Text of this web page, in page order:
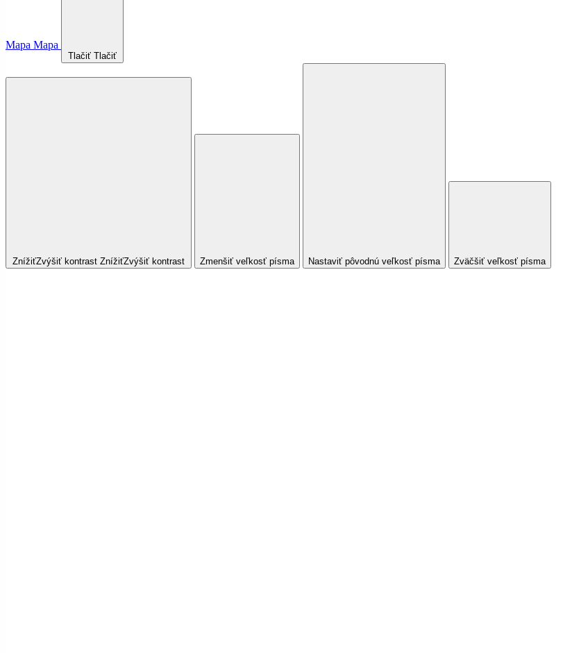
Mapa Mapa
Tlačiť Tlačiť
ZnížiťZvýšiť kontrast ZnížiťZvýšiť kontrast Zmenšiť veľkosť písma Nastaviť pôvodnú veľkosť písma Zväčšiť veľkosť písma